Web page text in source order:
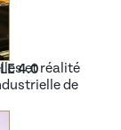
4.0
et réalité
de